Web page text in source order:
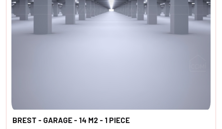
BREST - GARAGE - 14 M2 - 1 PIECE